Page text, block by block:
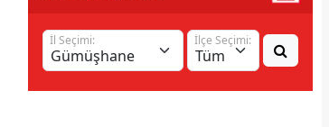
İl Seçimi: İlçe Seçimi: